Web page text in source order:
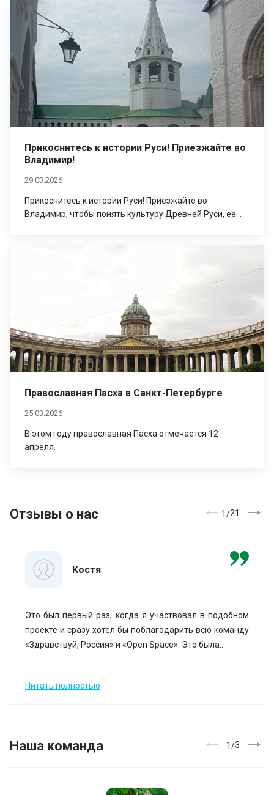
Прикоснитесь к истории Руси! Приезжайте во
Владимир!
29.03.2026
Прикоснитесь к истории Руси! Приезжайте во
Владимир, чтобы понять культуру Древней Руси, ее...
Православная Пасха в Санкт-Петербурге
25.03.2026
В этом году православная Пасха отмечается 12
апреля.
Отзывы о нас
Костя
Это был первый раз, когда я участвовал в подобном
проекте и сразу хотел бы поблагодарить всю команду
«Здравствуй, Россия» и «Open Space». Это была...
Читать полностью
Наша команда